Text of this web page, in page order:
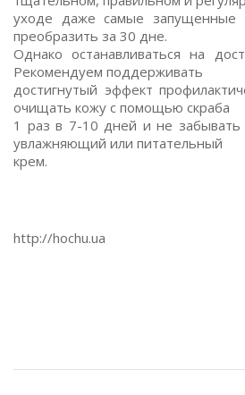
уходе даже самые запущенные
преобразить за 30 дне.
Однако останавливаться на
Рекомендуем поддерживать
достигнутый эффект
очищать кожу с помощью скраба
1 раз в 7-10 дней и не забывать
увлажняющий или питательный
крем.
http://hochu.ua